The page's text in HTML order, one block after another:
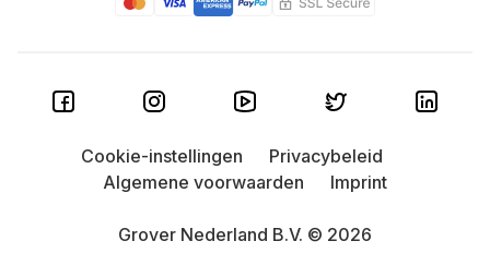
Grover Nederland B.V. © 2026
Cookie-instellingen
Privacybeleid
Algemene voorwaarden
Imprint